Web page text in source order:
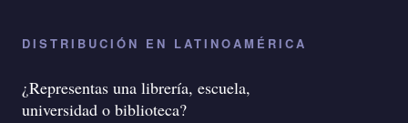
DISTRIBUCIÓN EN LATINOAMÉRICA
¿Representas una librería, escuela,
universidad o biblioteca?